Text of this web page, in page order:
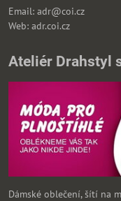
Email: adr@coi.cz
Web: adr.coi.cz
Ateliér Drahstyl
Dámské oblečení, šítí na